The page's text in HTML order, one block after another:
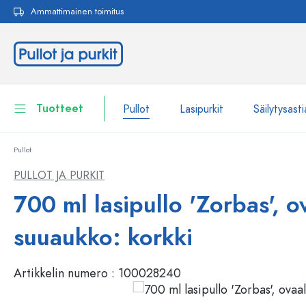
Siirry päänavigointiin
Ammattimainen toimitus
Tuotteet Pullot Lasipurkit
Lasipurkit
Kosmetiikka-astiat
Pullot tuotemerkin mukaan
Patenttikorkkipullot
Pullot
PULLOT JA PURKIT
700 ml lasipullo 'Zorbas',
suuaukko: korkki
Artikkelin numero : 100028240